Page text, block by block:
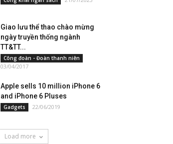
Giao lưu thể thao chào mừng
ngày truyền thống ngành
TT&TT...
Công đoàn - Đoàn thanh niên
03/04/2017
Apple sells 10 million iPhone 6
and iPhone 6 Pluses
Gadgets 22/06/2019
Load more